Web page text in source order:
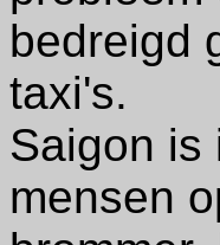
bedreigd
taxi's.
Saigon is
mensen